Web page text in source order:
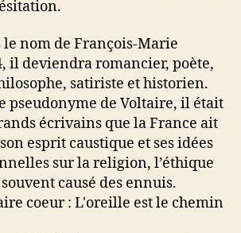
le nom de François-Marie
il deviendra romancier, poète,
satiriste et historien.
pseudonyme de Voltaire, il était
écrivains que la France ait
esprit caustique et ses idées
sur la religion, l’éthique
causé des ennuis.